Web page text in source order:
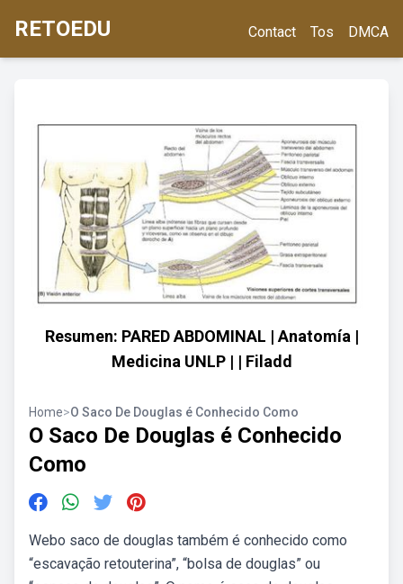
RETOEDU Contact Tos DMCA
Resumen: PARED ABDOMINAL | Anatomía |
Medicina UNLP | | Filadd
Home>O Saco De Douglas é Conhecido Como
O Saco De Douglas é Conhecido
Como
Webo saco de douglas também é conhecido como
“escavação retouterina”, “bolsa de douglas” ou